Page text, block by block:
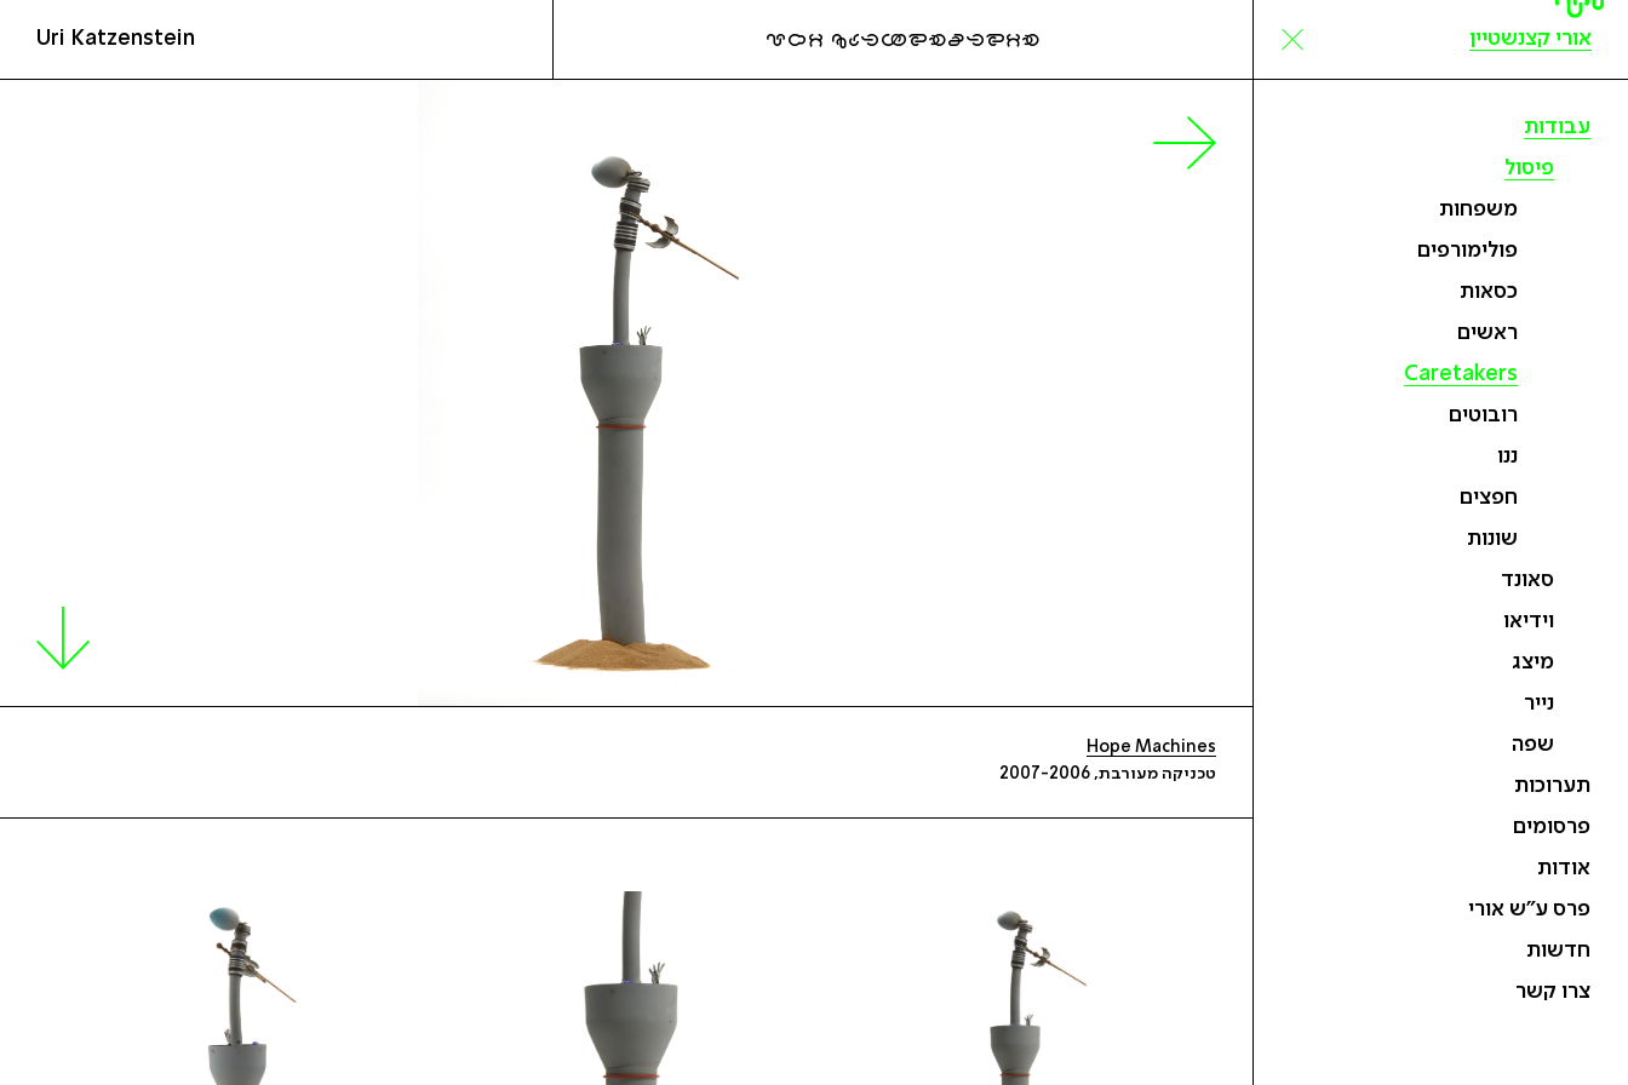
Uri Katzenstein URI KATZENSTEIN אורי קצנשטיין
עבודות
פיסול
משפחות
פולימורפים
כסאות
ראשים
Caretakers
רובוטים
ננו
חפצים
שונות
סאונד
וידיאו
מיצג
נייר
שפה
תערוכות
פרסומים
אודות
פרס ע״ש אורי
חדשות
צרו קשר
Hope Machines
טכניקה מעורבת, 2007-2006